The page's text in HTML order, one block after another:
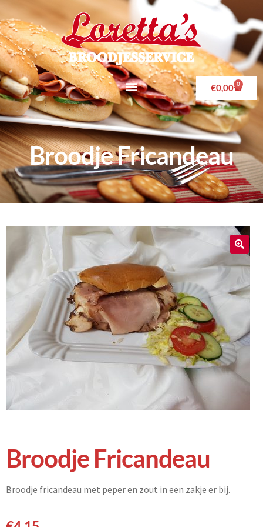
€0,00 0
Broodje Fricandeau
Broodje Fricandeau
Broodje fricandeau met peper en zout in een zakje er bij.